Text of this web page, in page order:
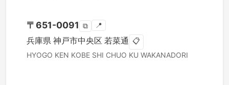
〒651-0091 ⧉ 📍
兵庫県 神戸市中央区 若菜通 📋
HYOGO KEN KOBE SHI CHUO KU WAKANADORI